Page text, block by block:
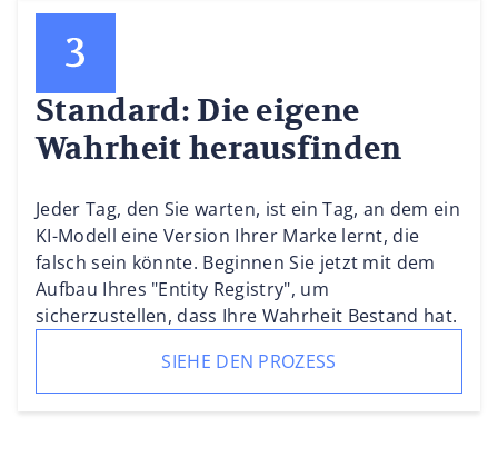
Standard: Die eigene
Wahrheit herausfinden
Jeder Tag, den Sie warten, ist ein Tag, an dem ein
KI-Modell eine Version Ihrer Marke lernt, die
falsch sein könnte. Beginnen Sie jetzt mit dem
Aufbau Ihres "Entity Registry", um
sicherzustellen, dass Ihre Wahrheit Bestand hat.
SIEHE DEN PROZESS